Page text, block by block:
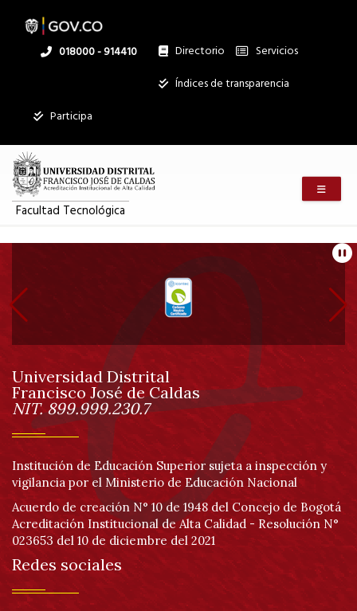
contenido
Linea
018000 - 914410 Directorio
Institucional
Servicios
Índices de transparencia
Participa
Facultad Tecnológica
Información
pie
de
página
Información
Universidad Distrital
Francisco José de Caldas
NIT. 899.999.230.7
Institución de Educación Superior sujeta a inspección y
vigilancia por el Ministerio de Educación Nacional
Acuerdo de creación N° 10 de 1948 del Concejo de Bogotá
Acreditación Institucional de Alta Calidad - Resolución N°
023653 del 10 de diciembre del 2021
Redes sociales